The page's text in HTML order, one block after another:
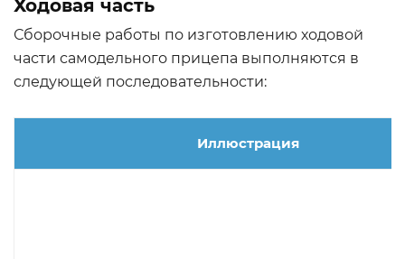
Ходовая часть
Сборочные работы по изготовлению ходовой
части самодельного прицепа выполняются в
следующей последовательности:
Иллюстрация